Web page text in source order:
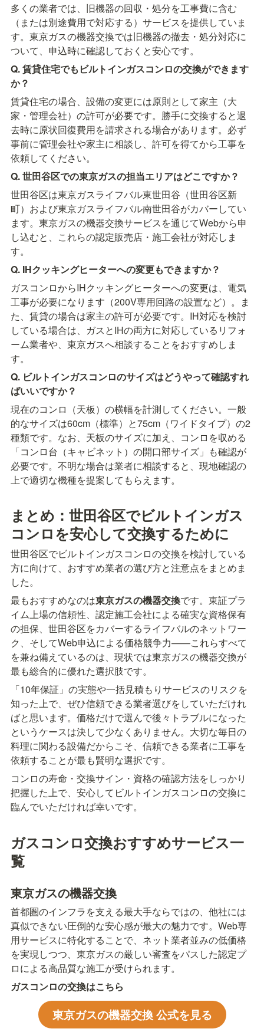
多くの業者では、旧機器の回収・処分を工事費に含む
（または別途費用で対応する）サービスを提供していま
す。東京ガスの機器交換では旧機器の撤去・処分対応に
ついて、申込時に確認しておくと安心です。
Q. 賃貸住宅でもビルトインガスコンロの交換ができます
か？
賃貸住宅の場合、設備の変更には原則として家主（大
家・管理会社）の許可が必要です。勝手に交換すると退
去時に原状回復費用を請求される場合があります。必ず
事前に管理会社や家主に相談し、許可を得てから工事を
依頼してください。
Q. 世田谷区での東京ガスの担当エリアはどこですか？
世田谷区は東京ガスライフバル東世田谷（世田谷区新
町）および東京ガスライフバル南世田谷がカバーしてい
ます。東京ガスの機器交換サービスを通じてWebから申
し込むと、これらの認定販売店・施工会社が対応しま
す。
Q. IHクッキングヒーターへの変更もできますか？
ガスコンロからIHクッキングヒーターへの変更は、電気
工事が必要になります（200V専用回路の設置など）。ま
た、賃貸の場合は家主の許可が必要です。IH対応を検討
している場合は、ガスとIHの両方に対応しているリフォ
ーム業者や、東京ガスへ相談することをおすすめしま
す。
Q. ビルトインガスコンロのサイズはどうやって確認すれ
ばいいですか？
現在のコンロ（天板）の横幅を計測してください。一般
的なサイズは60cm（標準）と75cm（ワイドタイプ）の2
種類です。なお、天板のサイズに加え、コンロを収める
「コンロ台（キャビネット）の開口部サイズ」も確認が
必要です。不明な場合は業者に相談すると、現地確認の
上で適切な機種を提案してもらえます。
まとめ：世田谷区でビルトインガス
コンロを安心して交換するために
世田谷区でビルトインガスコンロの交換を検討している
方に向けて、おすすめ業者の選び方と注意点をまとめま
した。
最もおすすめなのは東京ガスの機器交換です。東証プラ
イム上場の信頼性、認定施工会社による確実な資格保有
の担保、世田谷区をカバーするライフバルのネットワー
ク、そしてWeb申込による価格競争力——これらすべて
を兼ね備えているのは、現状では東京ガスの機器交換が
最も総合的に優れた選択肢です。
「10年保証」の実態や一括見積もりサービスのリスクを
知った上で、ぜひ信頼できる業者選びをしていただけれ
ばと思います。価格だけで選んで後々トラブルになった
というケースは決して少なくありません。大切な毎日の
料理に関わる設備だからこそ、信頼できる業者に工事を
依頼することが最も賢明な選択です。
コンロの寿命・交換サイン・資格の確認方法をしっかり
把握した上で、安心してビルトインガスコンロの交換に
臨んでいただければ幸いです。
ガスコンロ交換おすすめサービス一
覧
東京ガスの機器交換
首都圏のインフラを支える最大手ならではの、他社には
真似できない圧倒的な安心感が最大の魅力です。Web専
用サービスに特化することで、ネット業者並みの低価格
を実現しつつ、東京ガスの厳しい審査をパスした認定プ
ロによる高品質な施工が受けられます。
ガスコンロの交換はこちら
東京ガスの機器交換 公式を見る